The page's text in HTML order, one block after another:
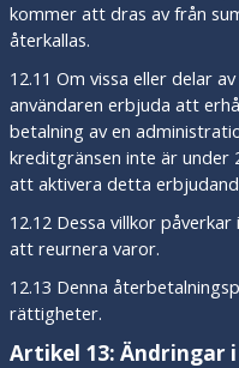
kommer att dras av från
återkallas.
12.11 Om vissa eller delar
användaren erbjuda att
betalning av en
kreditgränsen inte är under
att aktivera detta
12.12 Dessa villkor
att reurnera varor.
12.13 Denna
rättigheter.
Artikel 13: Ändringar